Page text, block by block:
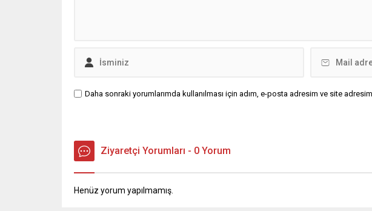
Daha sonraki yorumlarımda kullanılması için adım, e-posta adresim ve site
Ziyaretçi Yorumları - 0 Yorum
Henüz yorum yapılmamış.